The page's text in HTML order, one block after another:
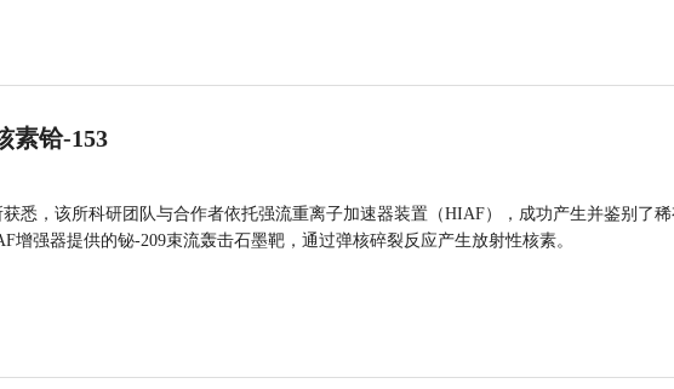
素铪-153
悉，该所科研团队与合作者依托强流重离子加速器装置（HIAF），成功产生并鉴别了
增强器提供的铋-209束流轰击石墨靶，通过弹核碎裂反应产生放射性核素。